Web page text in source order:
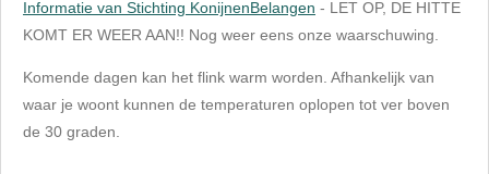
Informatie van Stichting KonijnenBelangen - LET OP, DE HITTE
KOMT ER WEER AAN!! Nog weer eens onze waarschuwing.
Komende dagen kan het flink warm worden. Afhankelijk van
waar je woont kunnen de temperaturen oplopen tot ver boven
de 30 graden.